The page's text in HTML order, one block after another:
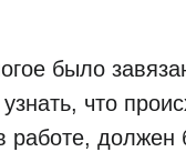
было
что
работе,